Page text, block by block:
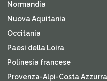
Normandia
Nuova Aquitania
Occitania
Paesi della Loira
Polinesia francese
Provenza-Alpi-Costa Azzurra